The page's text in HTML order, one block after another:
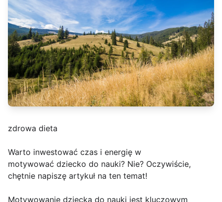
zdrowa dieta
Warto inwestować czas i energię w
motywować dziecko do nauki? Nie? Oczywiście,
chętnie napiszę artykuł na ten temat!
Motywowanie dziecka do nauki jest kluczowym